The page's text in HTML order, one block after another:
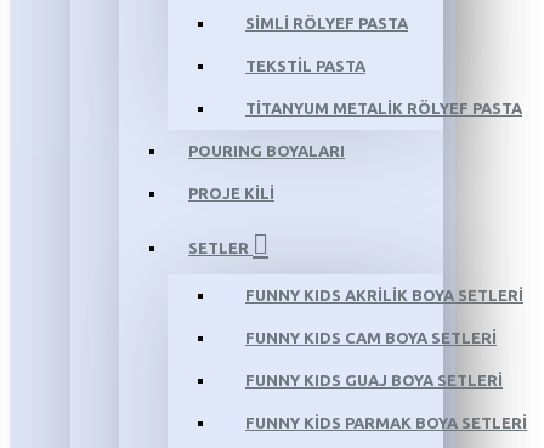
SİMLİ RÖLYEF PASTA
TEKSTİL PASTA
TİTANYUM METALİK RÖLYEF PASTA
POURING BOYALARI
PROJE KİLİ
SETLER
FUNNY KIDS AKRİLİK BOYA SETLERİ
FUNNY KIDS CAM BOYA SETLERİ
FUNNY KIDS GUAJ BOYA SETLERİ
FUNNY KİDS PARMAK BOYA SETLERİ